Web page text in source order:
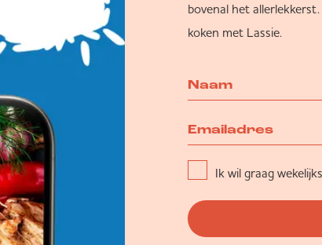
bovenal het
koken met Lassie.
Ik wil graag